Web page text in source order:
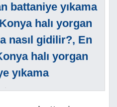
battaniye yıkama
halı yorgan
nasıl gidilir?, En
halı yorgan
yıkama
.